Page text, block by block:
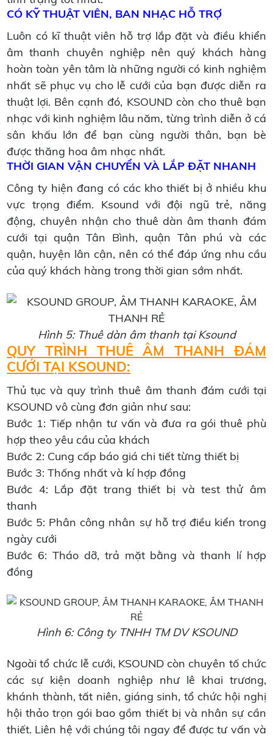
CÓ KỸ THUẬT VIÊN, BAN NHẠC HỖ TRỢ
Luôn có kĩ thuật viên hỗ trợ lắp đặt và điều khiển
âm thanh chuyên nghiệp nên quý khách hàng
hoàn toàn yên tâm là những người có kinh nghiệm
nhất sẽ phục vụ cho lễ cưới của bạn được diễn ra
thuật lợi. Bên cạnh đó, KSOUND còn cho thuê bạn
nhạc với kinh nghiệm lâu năm, từng trình diễn ở cá
sân khấu lớn để bạn cùng người thân, bạn bè
được thăng hoa âm nhạc nhất.
THỜI GIAN VẬN CHUYỂN VÀ LẮP ĐẶT NHANH
Công ty hiện đang có các kho thiết bị ở nhiều khu
vực trọng điểm. Ksound với đội ngũ trẻ, năng
động, chuyên nhận cho thuê dàn âm thanh đám
cưới tại quận Tân Bình, quận Tân phú và các
quận, huyện lân cận, nên có thể đáp ứng nhu cầu
của quý khách hàng trong thời gian sớm nhất.
Hình 5: Thuê dàn âm thanh tại Ksound
QUY TRÌNH THUÊ ÂM THANH ĐÁM
CƯỚI TẠI KSOUND:
Thủ tục và quy trình thuê âm thanh đám cưới tại
KSOUND vô cùng đơn giản như sau:
Bước 1: Tiếp nhận tư vấn và đưa ra gói thuê phù
hợp theo yêu cầu của khách
Bước 2: Cung cấp báo giá chi tiết từng thiết bị
Bước 3: Thống nhất và kí hợp đồng
Bước 4: Lắp đặt trang thiết bị và test thử âm
thanh
Bước 5: Phân công nhân sự hỗ trợ điều kiển trong
ngày cưới
Bước 6: Tháo dỡ, trả mặt bằng và thanh lí hợp
đồng
Hình 6: Công ty TNHH TM DV KSOUND
Ngoài tổ chức lễ cưới, KSOUND còn chuyên tố chức
các sự kiện doanh nghiệp như lê khai trương,
khánh thành, tất niên, giáng sinh, tổ chức hội nghị
hội thảo trọn gói bao gồm thiết bị và nhân sự cần
thiết. Liên hệ với chúng tôi ngay để được tư vấn và